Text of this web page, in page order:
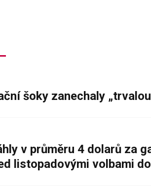
šoky zanechaly
v průměru 4 dolarů za
listopadovými volbami